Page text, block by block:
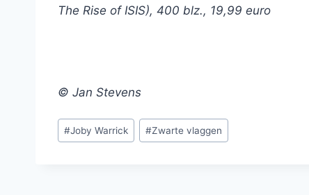
The Rise of ISIS), 400 blz., 19,99 euro
© Jan Stevens
Bericht
tags:
#Joby Warrick #Zwarte vlaggen